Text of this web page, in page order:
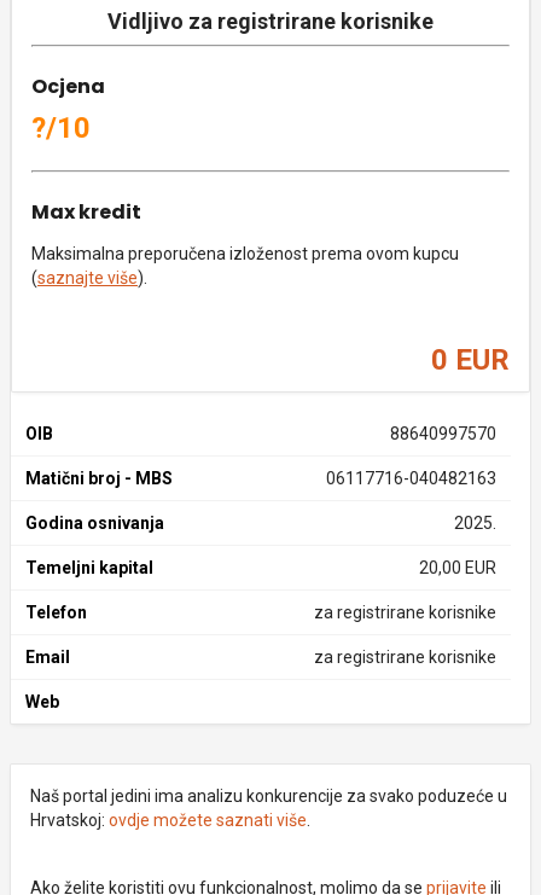
Vidljivo za registrirane korisnike
Ocjena
?/10
Max kredit
Maksimalna preporučena izloženost prema ovom kupcu
(saznajte više).
0 EUR
OIB 88640997570
Matični broj - MBS 06117716-040482163
Godina osnivanja 2025.
Temeljni kapital 20,00 EUR
Telefon za registrirane korisnike
Email za registrirane korisnike
Web
Naš portal jedini ima analizu konkurencije za svako poduzeće u
Hrvatskoj: ovdje možete saznati više
Ako želite koristiti ovu funkcionalnost, molimo da se prijavite ili